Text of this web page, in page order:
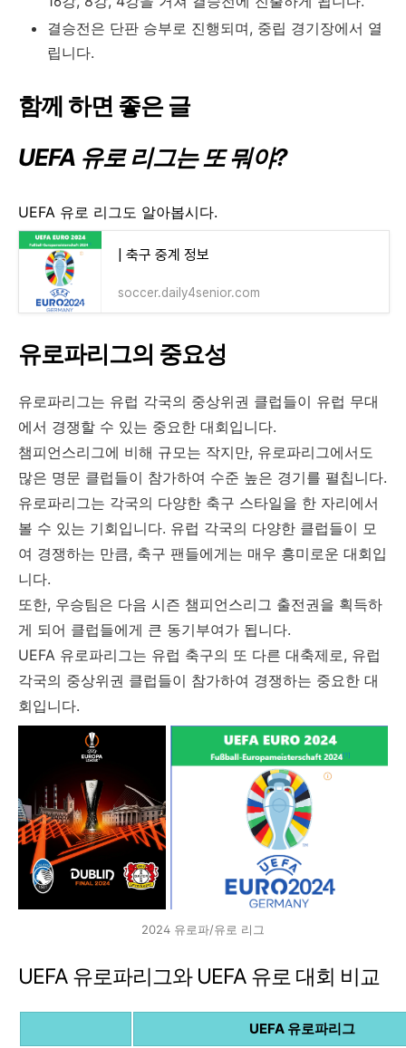
결승전은 단판 승부로 진행되며, 중립 경기장에서 열
립니다.
함께 하면 좋은 글
UEFA 유로 리그는 또 뭐야?
UEFA 유로 리그도 알아봅시다.
| 축구 중계 정보
soccer.daily4senior.com
유로파리그의 중요성
유로파리그는 유럽 각국의 중상위권 클럽들이 유럽 무대
에서 경쟁할 수 있는 중요한 대회입니다.
챔피언스리그에 비해 규모는 작지만, 유로파리그에서도
많은 명문 클럽들이 참가하여 수준 높은 경기를 펼칩니다.
유로파리그는 각국의 다양한 축구 스타일을 한 자리에서
볼 수 있는 기회입니다. 유럽 각국의 다양한 클럽들이 모
여 경쟁하는 만큼, 축구 팬들에게는 매우 흥미로운 대회입
니다.
또한, 우승팀은 다음 시즌 챔피언스리그 출전권을 획득하
게 되어 클럽들에게 큰 동기부여가 됩니다.
UEFA 유로파리그는 유럽 축구의 또 다른 대축제로, 유럽
각국의 중상위권 클럽들이 참가하여 경쟁하는 중요한 대
회입니다.
2024 유로파/유로 리그
UEFA 유로파리그와 UEFA 유로 대회 비교
UEFA 유로파리그